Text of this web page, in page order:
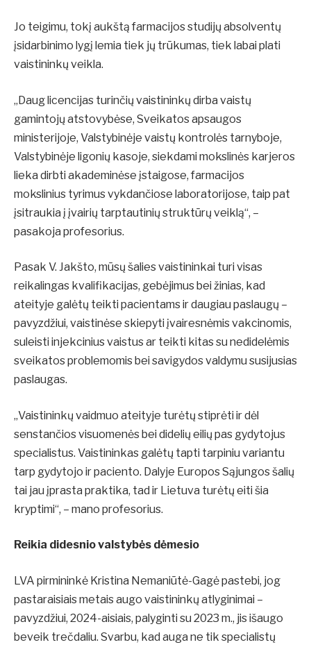
Jo teigimu, tokį aukštą farmacijos studijų absolventų
įsidarbinimo lygį lemia tiek jų trūkumas, tiek labai plati
vaistininkų veikla.
„Daug licencijas turinčių vaistininkų dirba vaistų
gamintojų atstovybėse, Sveikatos apsaugos
ministerijoje, Valstybinėje vaistų kontrolės tarnyboje,
Valstybinėje ligonių kasoje, siekdami mokslinės karjeros
lieka dirbti akademinėse įstaigose, farmacijos
mokslinius tyrimus vykdančiose laboratorijose, taip pat
įsitraukia į įvairių tarptautinių struktūrų veiklą“, –
pasakoja profesorius.
Pasak V. Jakšto, mūsų šalies vaistininkai turi visas
reikalingas kvalifikacijas, gebėjimus bei žinias, kad
ateityje galėtų teikti pacientams ir daugiau paslaugų –
pavyzdžiui, vaistinėse skiepyti įvairesnėmis vakcinomis,
suleisti injekcinius vaistus ar teikti kitas su nedidelėmis
sveikatos problemomis bei savigydos valdymu susijusias
paslaugas.
„Vaistininkų vaidmuo ateityje turėtų stiprėti ir dėl
senstančios visuomenės bei didelių eilių pas gydytojus
specialistus. Vaistininkas galėtų tapti tarpiniu variantu
tarp gydytojo ir paciento. Dalyje Europos Sąjungos šalių
tai jau įprasta praktika, tad ir Lietuva turėtų eiti šia
kryptimi“, – mano profesorius.
Reikia didesnio valstybės dėmesio
LVA pirmininkė Kristina Nemaniūtė-Gagė pastebi, jog
pastaraisiais metais augo vaistininkų atlyginimai –
pavyzdžiui, 2024-aisiais, palyginti su 2023 m., jis išaugo
beveik trečdaliu. Svarbu, kad auga ne tik specialistų